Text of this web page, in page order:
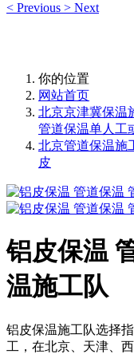
< Previous > Next
你的位置
网站首页
北京京津冀保温
管道保温单人工
北京管道保温施
皮
铝皮保温
温施工队
铝皮保温施工队选择
工，在北京、天津、